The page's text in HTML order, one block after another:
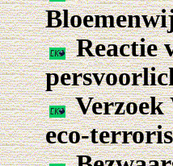
Reactie
Verzoek
eco-